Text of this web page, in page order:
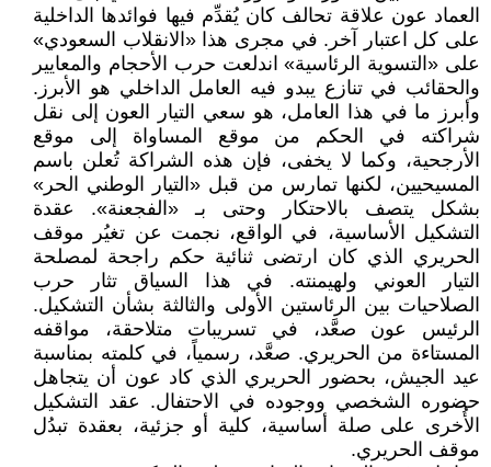
العماد عون علاقة تحالف كان يُقدِّم فيها فوائدها الداخلية
على كل اعتبار آخر. في مجرى هذا «الانقلاب السعودي»
على «التسوية الرئاسية» اندلعت حرب الأحجام والمعايير
والحقائب في تنازع يبدو فيه العامل الداخلي هو الأبرز.
وأبرز ما في هذا العامل، هو سعي التيار العون إلى نقل
شراكته في الحكم من موقع المساواة إلى موقع
الأرجحية، وكما لا يخفى، فإن هذه الشراكة تُعلن باسم
المسيحيين، لكنها تمارس من قبل «التيار الوطني الحر»
بشكل يتصف بالاحتكار وحتى بـ «الفجعنة». عقدة
التشكيل الأساسية، في الواقع، نجمت عن تغيُر موقف
الحريري الذي كان ارتضى ثنائية حكم راجحة لمصلحة
التيار العوني ولهيمنته. في هذا السياق تثار حرب
الصلاحيات بين الرئاستين الأولى والثالثة بشأن التشكيل.
الرئيس عون صعَّد، في تسريبات متلاحقة، مواقفه
المستاءة من الحريري. صعَّد، رسمياً، في كلمته بمناسبة
عيد الجيش، بحضور الحريري الذي كاد عون أن يتجاهل
حضوره الشخصي ووجوده في الاحتفال. عقد التشكيل
الأُخرى على صلة أساسية، كلية أو جزئية، بعقدة تبدُل
موقف الحريري.